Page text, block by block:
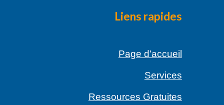
Liens rapides
Page d'accueil
Services
Ressources Gratuites